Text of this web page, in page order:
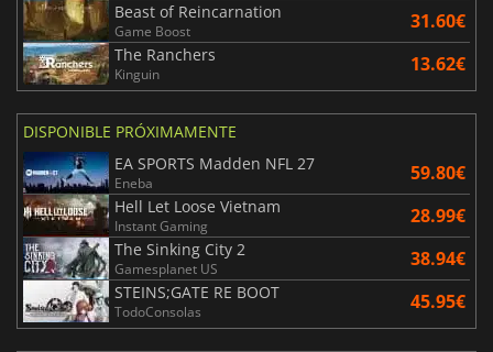
Beast of Reincarnation
Game Boost 31.60€
The Ranchers
Kinguin 13.62€
DISPONIBLE PRÓXIMAMENTE
EA SPORTS Madden NFL 27
Eneba 59.80€
Hell Let Loose Vietnam
Instant Gaming 28.99€
The Sinking City 2
Gamesplanet US 38.94€
STEINS;GATE RE BOOT
TodoConsolas 45.95€